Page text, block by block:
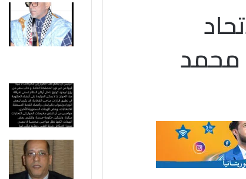
محمد